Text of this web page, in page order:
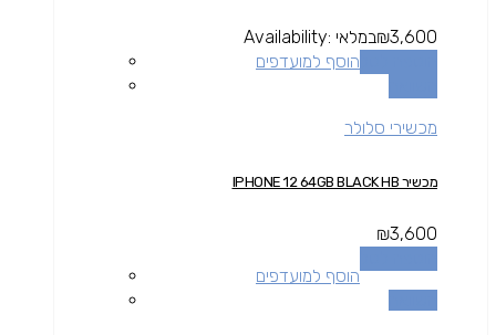
₪3,600
Availability: במלאי
הוסף למועדפים
מכשירי סלולר
מכשיר IPHONE 12 64GB BLACK HB
₪3,600
הוסף למועדפים